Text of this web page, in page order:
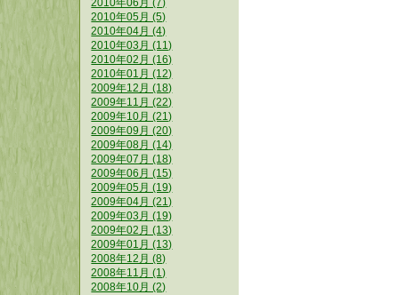
2010年06月 (7)
2010年05月 (5)
2010年04月 (4)
2010年03月 (11)
2010年02月 (16)
2010年01月 (12)
2009年12月 (18)
2009年11月 (22)
2009年10月 (21)
2009年09月 (20)
2009年08月 (14)
2009年07月 (18)
2009年06月 (15)
2009年05月 (19)
2009年04月 (21)
2009年03月 (19)
2009年02月 (13)
2009年01月 (13)
2008年12月 (8)
2008年11月 (1)
2008年10月 (2)